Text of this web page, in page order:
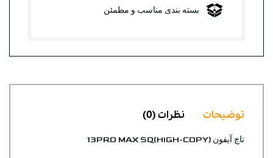
بسته بندی مناسب و مطمئن
توضیحات نظرات (0)
تاچ آیفون 13PRO MAX SQ(HIGH-COPY)